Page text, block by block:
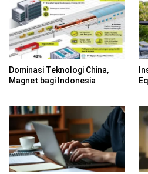
Dominasi Teknologi China,
Magnet bagi Indonesia